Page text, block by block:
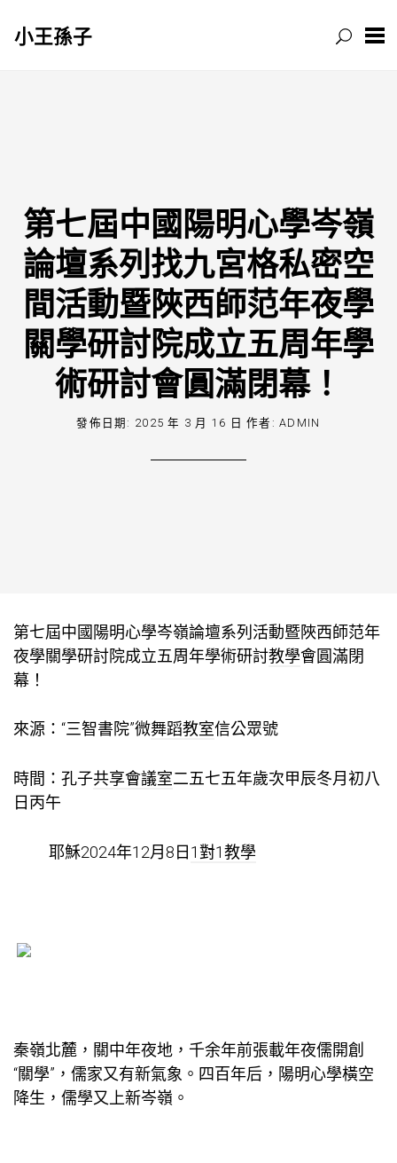
小王孫子
第七屆中國陽明心學岑嶺
論壇系列找九宮格私密空
間活動暨陜西師范年夜學
關學研討院成立五周年學
術研討會圓滿閉幕！
發佈日期: 2025 年 3 月 16 日 作者:ADMIN
第七屆中國陽明心學岑嶺論壇系列活動暨陜西師范年
夜學關學研討院成立五周年學術研討教學會圓滿閉
幕！
來源：“三智書院”微舞蹈教室信公眾號
時間：孔子共享會議室二五七五年歲次甲辰冬月初八
日丙午
耶穌2024年12月8日 1對1教學
秦嶺北麓，關中年夜地，千余年前張載年夜儒開創
“關學”，儒家又有新氣象。四百年后，陽明心學橫空
降生，儒學又上新岑嶺。